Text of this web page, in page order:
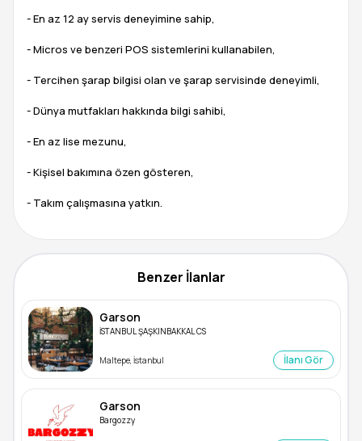
- En az 12 ay servis deneyimine sahip,
- Micros ve benzeri POS sistemlerini kullanabilen,
- Tercihen şarap bilgisi olan ve şarap servisinde deneyimli,
- Dünya mutfakları hakkında bilgi sahibi,
- En az lise mezunu,
- Kişisel bakımına özen gösteren,
- Takım çalışmasına yatkın.
Benzer İlanlar
Garson
İSTANBUL ŞAŞKINBAKKAL CS
Maltepe, İstanbul İlanı Gör
Garson
Bargozzy